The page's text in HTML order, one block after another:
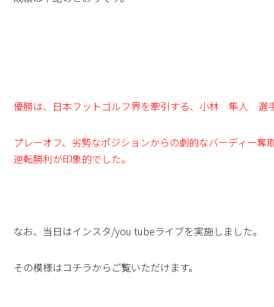
優勝は、日本フットゴルフ界を牽引する、小林 隼人 選
プレーオフ、劣勢なポジションからの劇的なバーディー奪
逆転勝利が印象的でした。
なお、当日はインスタ/you tubeライブを実施しました。
その模様はコチラからご覧いただけます。